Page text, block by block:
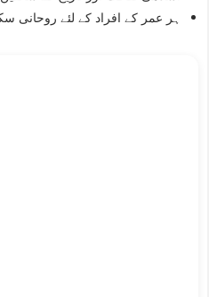
ہر عمر کے افراد کے لئے روحانی